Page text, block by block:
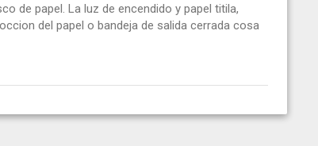
de papel. La luz de encendido y papel titila,
del papel o bandeja de salida cerrada cosa